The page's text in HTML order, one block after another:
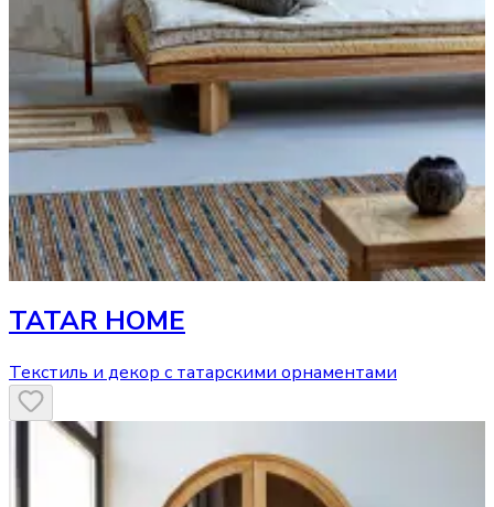
TATAR HOME
Текстиль и декор с татарскими орнаментами